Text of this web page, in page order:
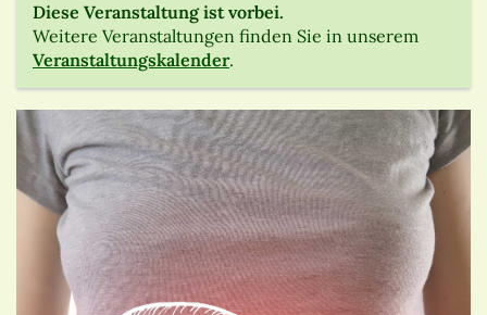
Diese Veranstaltung ist vorbei.
Weitere Veranstaltungen finden Sie in unserem
Veranstaltungskalender.